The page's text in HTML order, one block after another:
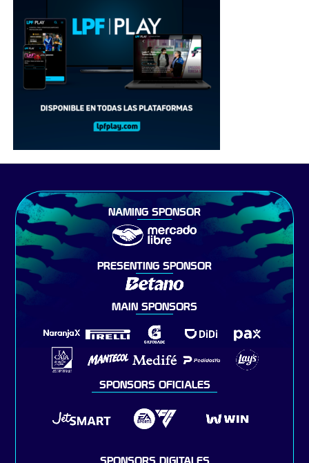
NAMING SPONSOR
PRESENTING SPONSOR
MAIN SPONSORS
SPONSORS OFICIALES